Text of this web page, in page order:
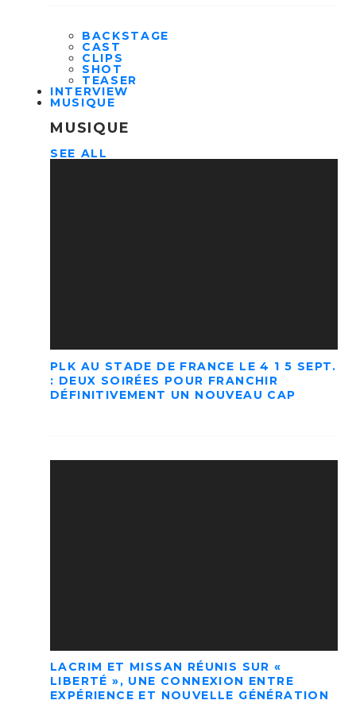
BACKSTAGE
CAST
CLIPS
SHOT
TEASER
INTERVIEW
MUSIQUE
MUSIQUE
SEE ALL
PLK AU STADE DE FRANCE LE 4 1 5 SEPT.
: DEUX SOIRÉES POUR FRANCHIR
DÉFINITIVEMENT UN NOUVEAU CAP
LACRIM ET MISSAN RÉUNIS SUR «
LIBERTÉ », UNE CONNEXION ENTRE
EXPÉRIENCE ET NOUVELLE GÉNÉRATION